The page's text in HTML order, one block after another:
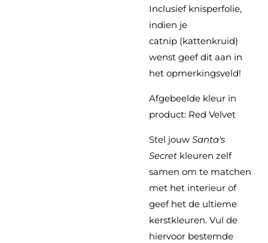
Inclusief knisperfolie,
indien je
catnip (kattenkruid)
wenst geef dit aan in
het opmerkingsveld!
Afgebeelde kleur in
product: Red Velvet
Stel jouw Santa's
Secret kleuren zelf
samen om te matchen
met het interieur of
geef het de ultieme
kerstkleuren. Vul de
hiervoor bestemde